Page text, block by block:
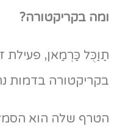
בקריקטורה?
כַּרְמַאן, פעילת
בדמות
שלה הוא